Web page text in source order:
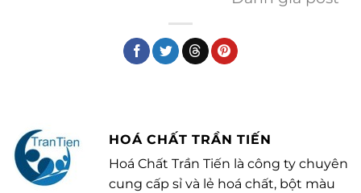
HOÁ CHẤT TRẦN TIẾN
Hoá Chất Trần Tiến là công ty chuyên
cung cấp sỉ và lẻ hoá chất, bột màu